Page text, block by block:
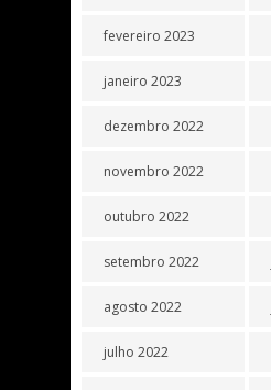
fevereiro 2023
janeiro 2023
dezembro 2022
novembro 2022
outubro 2022
setembro 2022
agosto 2022
julho 2022